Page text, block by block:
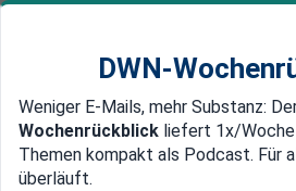
Newsticker MEIN DWN:
Edelmetalle DWN-Magazin
DWN-
Weniger E-Mails, mehr Substanz:
Wochenrückblick liefert 1x/
Themen kompakt als Podcast. Für
überläuft.